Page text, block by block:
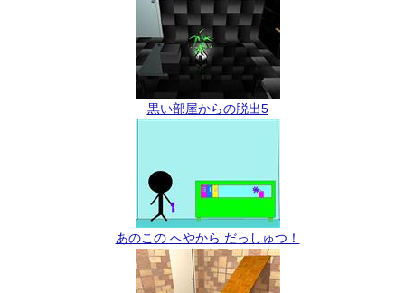
黒い部屋からの脱出5
あのこの へやから だっしゅつ！